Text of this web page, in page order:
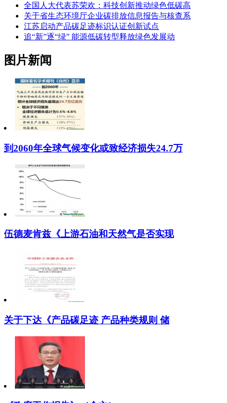
全国人大代表苏荣欢：科技创新推动绿色低碳高
关于省生态环境厅企业碳排放信息报告与核查系
江苏启动产品碳足迹标识认证创新试点
追“新”逐“绿” 能源低碳转型释放绿色发展动
图片新闻
到2060年全球气候变化或致经济损失24.7万
伍德麦肯兹《上游石油和天然气是否实现
关于下达《产品碳足迹 产品种类规则 储